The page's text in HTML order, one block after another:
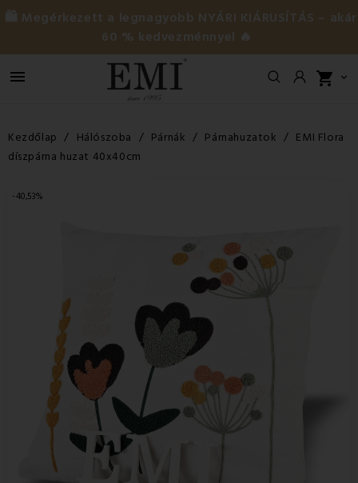
🛍️ Megérkezett a legnagyobb NYÁRI KIÁRUSÍTÁS – akár
60 % kedvezménnyel 🔥
 shopping_cart 
Kezdőlap Hálószoba Párnák Párnahuzatok
EMI Flora
díszpárna huzat 40x40cm
-40,53%